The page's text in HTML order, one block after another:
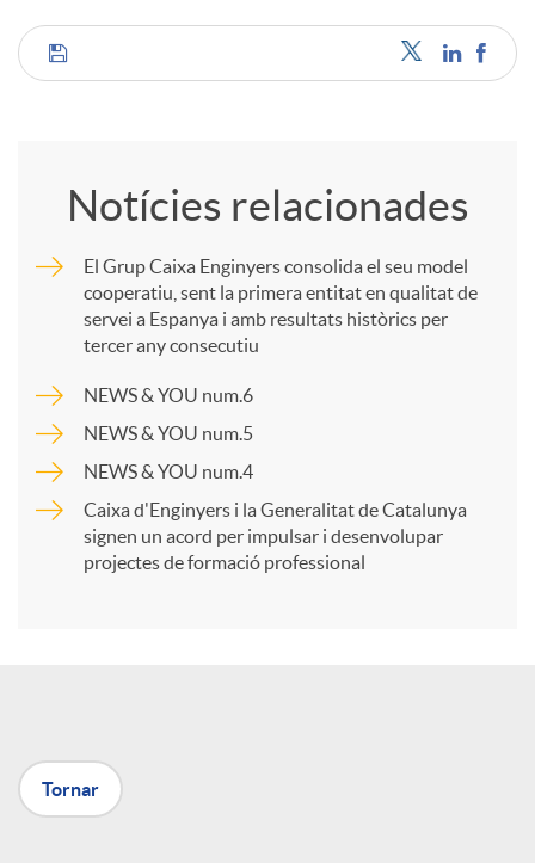
C
a
r
a
Notícies relacionades
El Grup Caixa Enginyers consolida el seu model
cooperatiu, sent la primera entitat en qualitat de
servei a Espanya i amb resultats històrics per
tercer any consecutiu
NEWS & YOU num.6
NEWS & YOU num.5
NEWS & YOU num.4
Caixa d'Enginyers i la Generalitat de Catalunya
signen un acord per impulsar i desenvolupar
projectes de formació professional
Tornar